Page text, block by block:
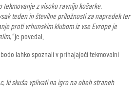
tekmovanje z visoko ravnijo košarke.
teden in številne priložnosti za napredek ter
proti vrhunskim klubom iz vse Evrope je
je povedal.
lahko spoznali v prihajajoči tekmovalni
ki skuša vplivati na igro na obeh straneh